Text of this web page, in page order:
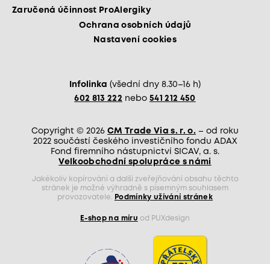
Zaručená účinnost ProAlergiky
Ochrana osobních údajů
Nastavení cookies
Infolinka (všední dny 8.30–16 h)
602 813 222 nebo 541 212 450
Copyright © 2026 CM Trade Via s. r. o. – od roku
2022 součástí českého investičního fondu ADAX
Fond firemního nástupnictví SICAV, a. s.
Velkoobchodní spolupráce s námi
Jakékoliv kopírování a další zveřejňování obsahu těchto
stránek je možné výhradně s písemným souhlasem
provozovatele. Podmínky užívání stránek
E-shop na míru od PUXdesign